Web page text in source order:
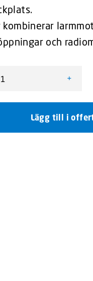
kombinerar
och
stöd för
+
Lägg till i